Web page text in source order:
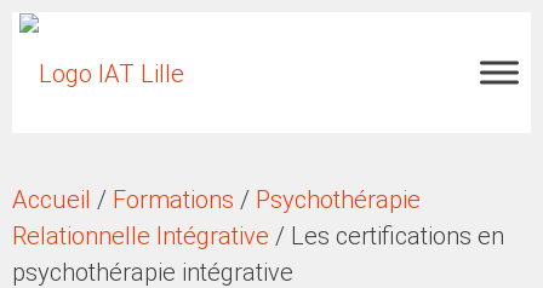
Accueil / Formations / Psychothérapie
Relationnelle Intégrative / Les certifications en
psychothérapie intégrative